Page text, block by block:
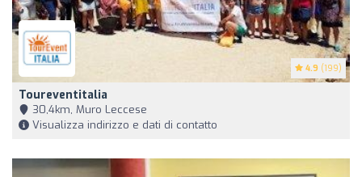
4.9 (199)
Toureventitalia
30,4km, Muro Leccese
Visualizza indirizzo e dati di contatto